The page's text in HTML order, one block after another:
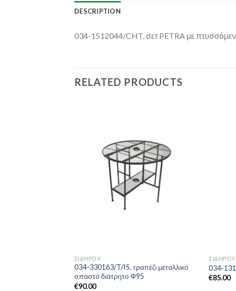
DESCRIPTION
034-1512044/CHT. σετ PETRA με
RELATED PRODUCTS
ΣΙΔΉΡΟΥ
034-330163/T/IS. τραπέζι μεταλλικό
σπαστό διάτρητο Φ95
€90.00
ΣΙΔΉΡΟΥ
034-
€85.00